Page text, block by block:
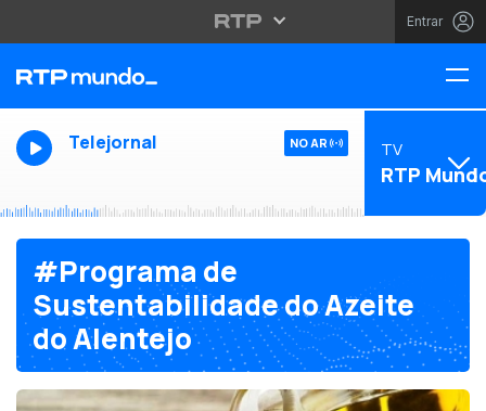
Entrar
Telejornal NO AR TV
RTP
#Programa de
Sustentabilidade do Azeite
do Alentejo